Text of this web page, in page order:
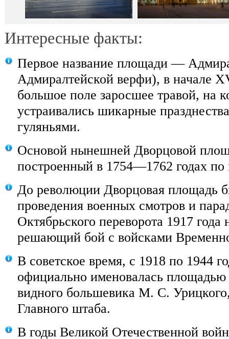
Интересные факты:
Первое название площади —
Адмиралтейской верфи), в начале
большое поле заросшее травой, на
устраивались шикарные
гуляньями.
Основой нынешней Дворцовой
построенный в 1754—1762 годах
До революции Дворцовая площадь
проведения военных смотров и
Октябрьского переворота 1917 года
решающий бой с войсками
В советское время, с 1918 по 1944
официально именовалась площадью
видного большевика М. С.
Главного штаба.
В годы Великой Отечественной